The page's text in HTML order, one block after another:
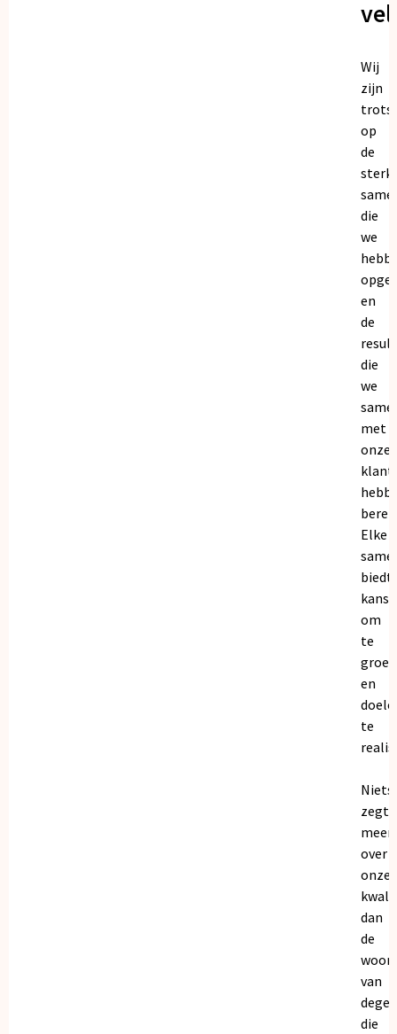
Wij
zijn
trots
op
de
die
we
en
de
die
we
met
onze
Elke
biedt
om
te
en
te
Niets
zegt
meer
over
onze
dan
de
van
die